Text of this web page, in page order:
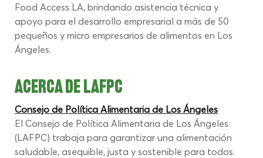
Food Access LA, brindando asistencia técnica y
apoyo para el desarrollo empresarial a más de 50
pequeños y micro empresarios de alimentos en Los
Ángeles.
ACERCA DE LAFPC
Consejo de Política Alimentaria de Los Ángeles
El Consejo de Política Alimentaria de Los Ángeles
(LAFPC) trabaja para garantizar una alimentación
saludable, asequible, justa y sostenible para todos.